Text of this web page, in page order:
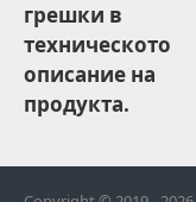
грешки в
техническото
описание на
продукта.